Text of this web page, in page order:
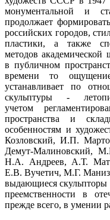
монументальной и
продолжает
российских городов,
пластики, а также
методов академической
в публичном
времени то
устанавливает по
скульптуры -
учетом
пространства и
особенностям и
Козловский, И.П.
Демут-Малиновский,
Н.А. Андреев, А.Т.
Е.В. Вучетич, М.Г.
выдающиеся скульпторы
преемственности в
прежде всего, в умении